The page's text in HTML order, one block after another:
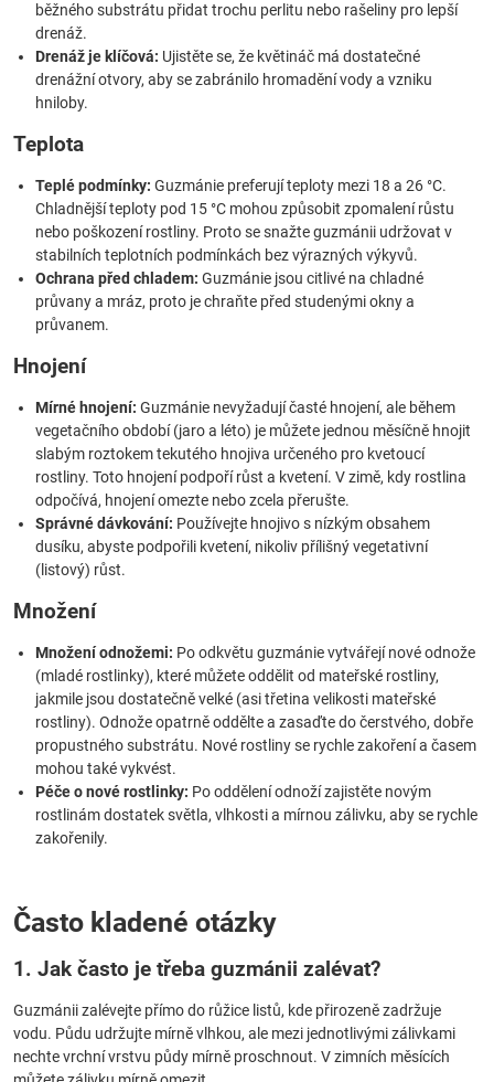
běžného substrátu přidat trochu perlitu nebo rašeliny pro lepší
drenáž.
Drenáž je klíčová: Ujistěte se, že květináč má dostatečné
drenážní otvory, aby se zabránilo hromadění vody a vzniku
hniloby.
Teplota
Teplé podmínky: Guzmánie preferují teploty mezi 18 a 26 °C.
Chladnější teploty pod 15 °C mohou způsobit zpomalení růstu
nebo poškození rostliny. Proto se snažte guzmánii udržovat v
stabilních teplotních podmínkách bez výrazných výkyvů.
Ochrana před chladem: Guzmánie jsou citlivé na chladné
průvany a mráz, proto je chraňte před studenými okny a
průvanem.
Hnojení
Mírné hnojení: Guzmánie nevyžadují časté hnojení, ale během
vegetačního období (jaro a léto) je můžete jednou měsíčně hnojit
slabým roztokem tekutého hnojiva určeného pro kvetoucí
rostliny. Toto hnojení podpoří růst a kvetení. V zimě, kdy rostlina
odpočívá, hnojení omezte nebo zcela přerušte.
Správné dávkování: Používejte hnojivo s nízkým obsahem
dusíku, abyste podpořili kvetení, nikoliv přílišný vegetativní
(listový) růst.
Množení
Množení odnožemi: Po odkvětu guzmánie vytvářejí nové odnože
(mladé rostlinky), které můžete oddělit od mateřské rostliny,
jakmile jsou dostatečně velké (asi třetina velikosti mateřské
rostliny). Odnože opatrně oddělte a zasaďte do čerstvého, dobře
propustného substrátu. Nové rostliny se rychle zakoření a časem
mohou také vykvést.
Péče o nové rostlinky: Po oddělení odnoží zajistěte novým
rostlinám dostatek světla, vlhkosti a mírnou zálivku, aby se rychle
zakořenily.
Často kladené otázky
1. Jak často je třeba guzmánii zalévat?
Guzmánii zalévejte přímo do růžice listů, kde přirozeně zadržuje
vodu. Půdu udržujte mírně vlhkou, ale mezi jednotlivými zálivkami
nechte vrchní vrstvu půdy mírně proschnout. V zimních měsících